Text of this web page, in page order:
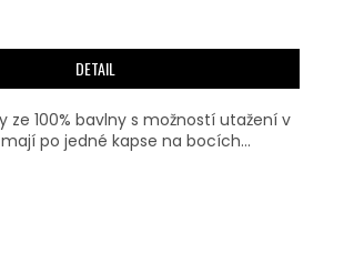
DETAIL
ze 100% bavlny s možností utažení v
po jedné kapse na bocích...